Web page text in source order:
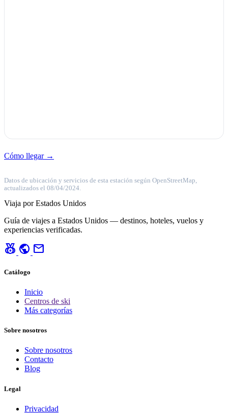
Cómo llegar →
Datos de ubicación y servicios de esta estación según OpenStreetMap,
actualizados el 08/04/2024.
Viaja por Estados Unidos
Guía de viajes a Estados Unidos — destinos, hoteles, vuelos y
experiencias verificadas.
social_leaderboard public mail
Catálogo
Inicio
Centros de ski
Más categorías
Sobre nosotros
Sobre nosotros
Contacto
Blog
Legal
Privacidad